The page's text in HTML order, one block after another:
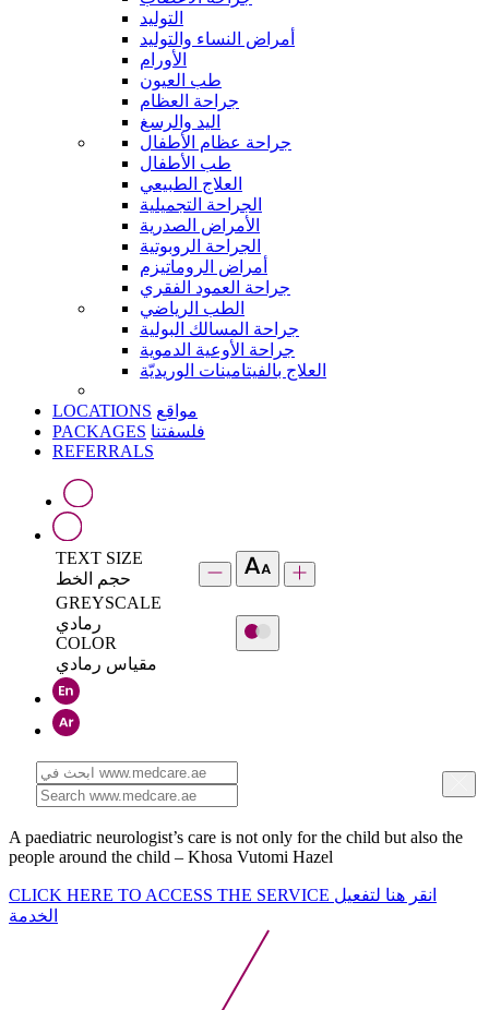
التوليد
أمراض النساء والتوليد
الأورام
طب العيون
جراحة العظام
اليد والرسغ
جراحة عظام الأطفال
طب الأطفال
العلاج الطبيعي
الجراحة التجميلية
الأمراض الصدرية
الجراحة الروبوتية
أمراض الروماتيزم
جراحة العمود الفقري
الطب الرياضي
جراحة المسالك البولية
جراحة الأوعية الدموية
العلاج بالفيتامينات الوريديّة
LOCATIONS مواقع
PACKAGES فلسفتنا
REFERRALS
TEXT SIZE
حجم الخط
GREYSCALE
رمادي
COLOR
مقياس رمادي
A paediatric neurologist’s care is not only for the child but also the
people around the child – Khosa Vutomi Hazel
CLICK HERE TO ACCESS THE SERVICE انقر هنا لتفعيل
الخدمة